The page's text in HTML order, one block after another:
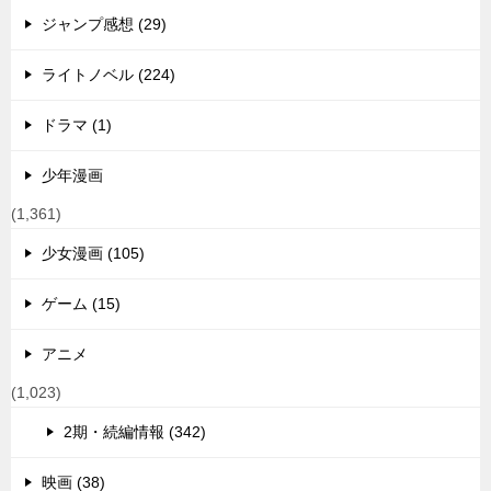
ジャンプ感想 (29)
ライトノベル (224)
ドラマ (1)
少年漫画
(1,361)
少女漫画 (105)
ゲーム (15)
アニメ
(1,023)
2期・続編情報 (342)
映画 (38)